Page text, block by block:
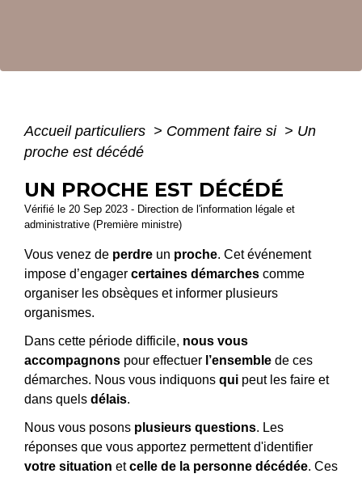
Accueil particuliers > Comment faire si > Un
proche est décédé
UN PROCHE EST DÉCÉDÉ
Vérifié le 20 Sep 2023 - Direction de l'information légale et
administrative (Première ministre)
Vous venez de perdre un proche. Cet événement
impose d’engager certaines démarches comme
organiser les obsèques et informer plusieurs
organismes.
Dans cette période difficile, nous vous
accompagnons pour effectuer l’ensemble de ces
démarches. Nous vous indiquons qui peut les faire et
dans quels délais.
Nous vous posons plusieurs questions. Les
réponses que vous apportez permettent d'identifier
votre situation etcelle de la personne décédée. Ces